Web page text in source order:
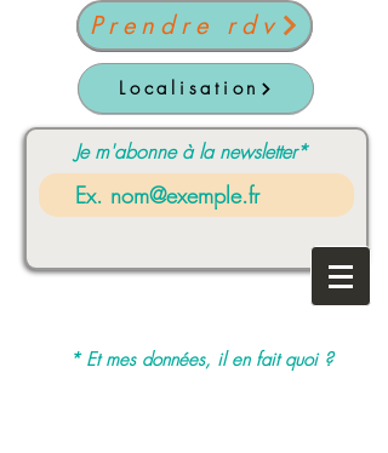
Prendre rdv
Localisation
Je m'abonne à la newsletter*
* Et mes données, il en fait quoi ?